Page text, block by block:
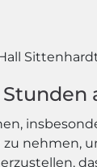
nehmen,